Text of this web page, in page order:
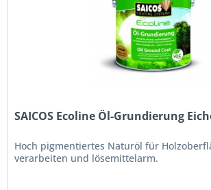
SAICOS Ecoline Öl-Grundierung
Hoch pigmentiertes Naturöl für
verarbeiten und lösemittelarm.